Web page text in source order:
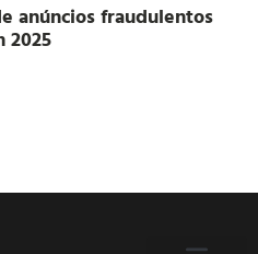
anúncios fraudulentos
2025